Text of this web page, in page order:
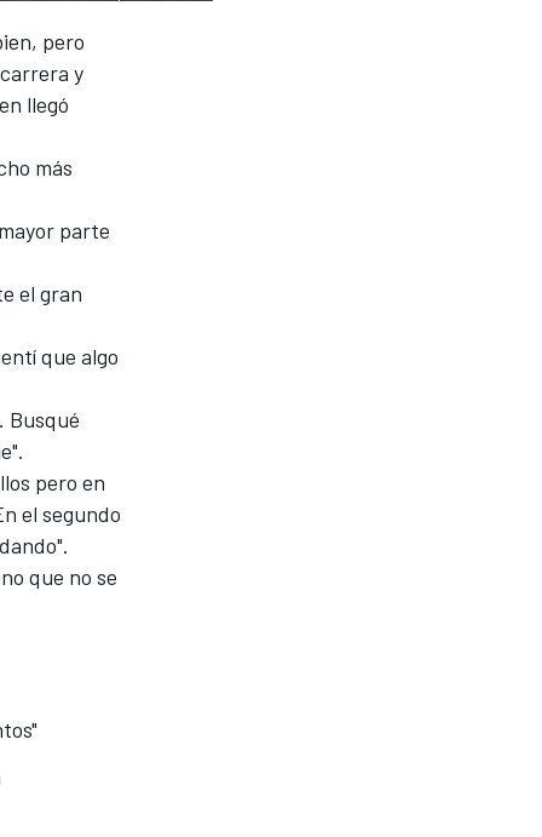
pero
y
llegó
más
parte
el gran
que algo
Busqué
pero en
el segundo
que no se